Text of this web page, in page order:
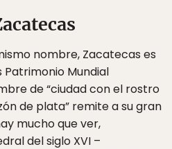
nombre, Zacatecas es
Patrimonio Mundial
de “ciudad con el rostro
de plata” remite a su gran
mucho que ver,
del siglo XVI –